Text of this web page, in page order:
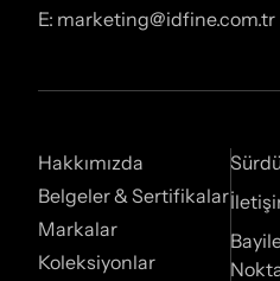
E: marketing@idfine.com.tr
Hakkımızda
Belgeler & Sertifikalar
Markalar
Koleksiyonlar